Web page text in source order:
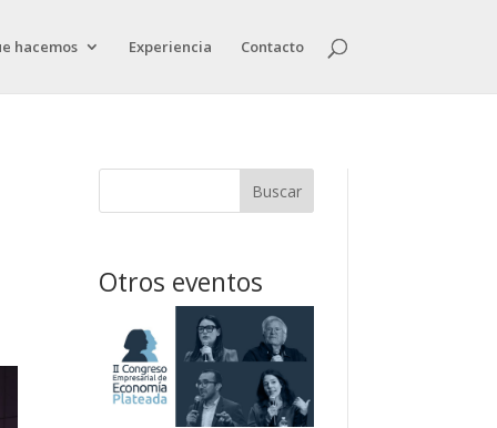
hacemos Experiencia Contacto
Buscar
Otros eventos